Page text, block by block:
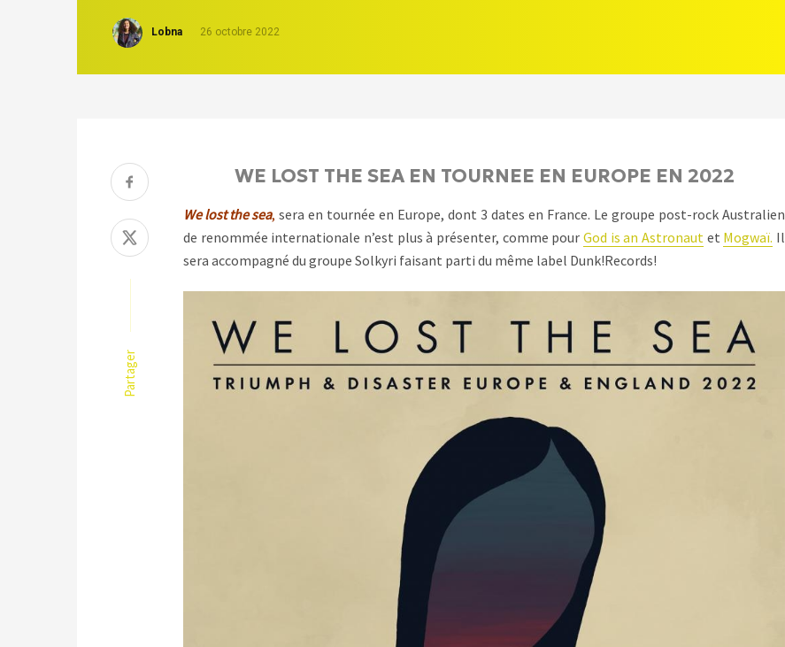
Lobna 26 octobre 2022
Partager
WE LOST THE SEA EN TOURNEE EN EUROPE EN 2022
We lost the sea, sera en tournée en Europe, dont 3 dates en France. Le groupe post-rock Australien
de renommée internationale n’est plus à présenter, comme pour God is an Astronaut et Mogwaï. Il
sera accompagné du groupe Solkyri faisant parti du même label Dunk!Records!